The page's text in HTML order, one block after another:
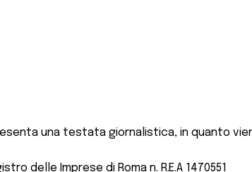
una testata giornalistica, in quanto
delle Imprese di Roma n. R.E.A 1470551